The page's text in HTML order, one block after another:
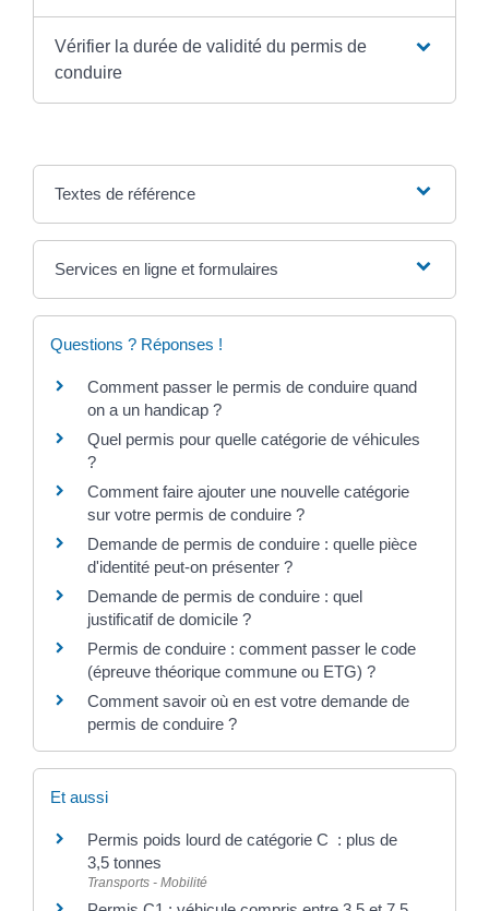
Vérifier la durée de validité du permis de
conduire
Textes de référence
Services en ligne et formulaires
Questions ? Réponses !
Comment passer le permis de conduire quand
on a un handicap ?
Quel permis pour quelle catégorie de véhicules
?
Comment faire ajouter une nouvelle catégorie
sur votre permis de conduire ?
Demande de permis de conduire : quelle pièce
d'identité peut-on présenter ?
Demande de permis de conduire : quel
justificatif de domicile ?
Permis de conduire : comment passer le code
(épreuve théorique commune ou ETG) ?
Comment savoir où en est votre demande de
permis de conduire ?
Et aussi
Permis poids lourd de catégorie C : plus de
3,5 tonnes
Transports - Mobilité